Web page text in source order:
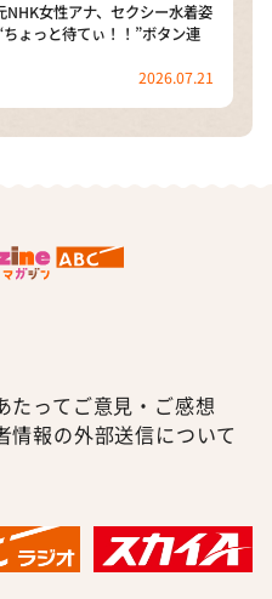
NHK女性アナ、セクシー水着姿
ょっと待てぃ！！”ボタン連
2026.07.21
たって ご意見・ご感想
情報の外部送信について